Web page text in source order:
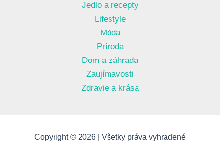
Jedlo a recepty
Lifestyle
Móda
Príroda
Dom a záhrada
Zaujímavosti
Zdravie a krása
Copyright © 2026 | Všetky práva vyhradené